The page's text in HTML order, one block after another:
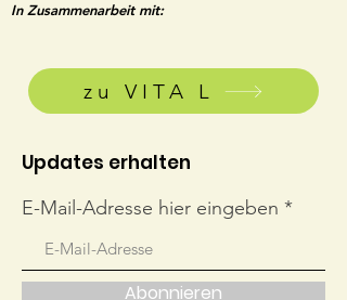
In Zusammenarbeit mit:
zu VITA L
Updates erhalten
E-Mail-Adresse hier eingeben
Abonnieren